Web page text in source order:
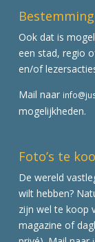
Ook dat is
een stad, regio
en/of
Mail naar
mogelijkheden.
Foto’s te
De wereld
wilt hebben?
zijn wel te koop
magazine of